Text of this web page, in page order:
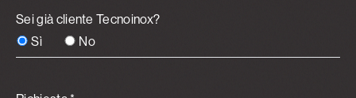
Sei già cliente Tecnoinox?
Sì
No